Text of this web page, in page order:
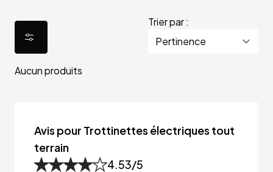
Trier par :
Aucun produits
Avis pour Trottinettes électriques tout
terrain
4.53/5